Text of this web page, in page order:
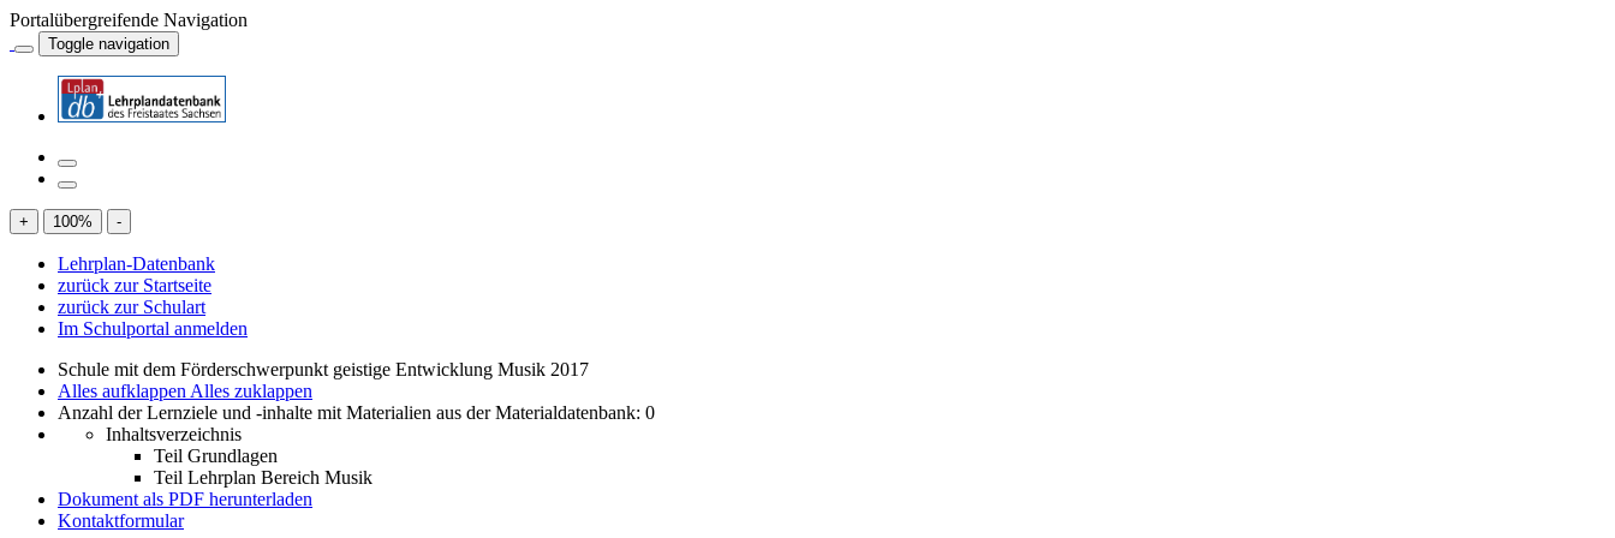
Portalübergreifende Navigation
Toggle navigation
+ 100% -
Lehrplan-Datenbank
zurück zur Startseite
zurück zur Schulart
Im Schulportal anmelden
Schule mit dem Förderschwerpunkt geistige Entwicklung Musik 2017
Alles aufklappen Alles zuklappen
Anzahl der Lernziele und -inhalte mit Materialien aus der Materialdatenbank: 0
Inhaltsverzeichnis
Teil Grundlagen
Teil Lehrplan Bereich Musik
Dokument als PDF herunterladen
Kontaktformular